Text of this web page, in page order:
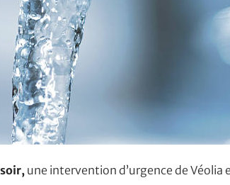
une intervention d’urgence de Véolia